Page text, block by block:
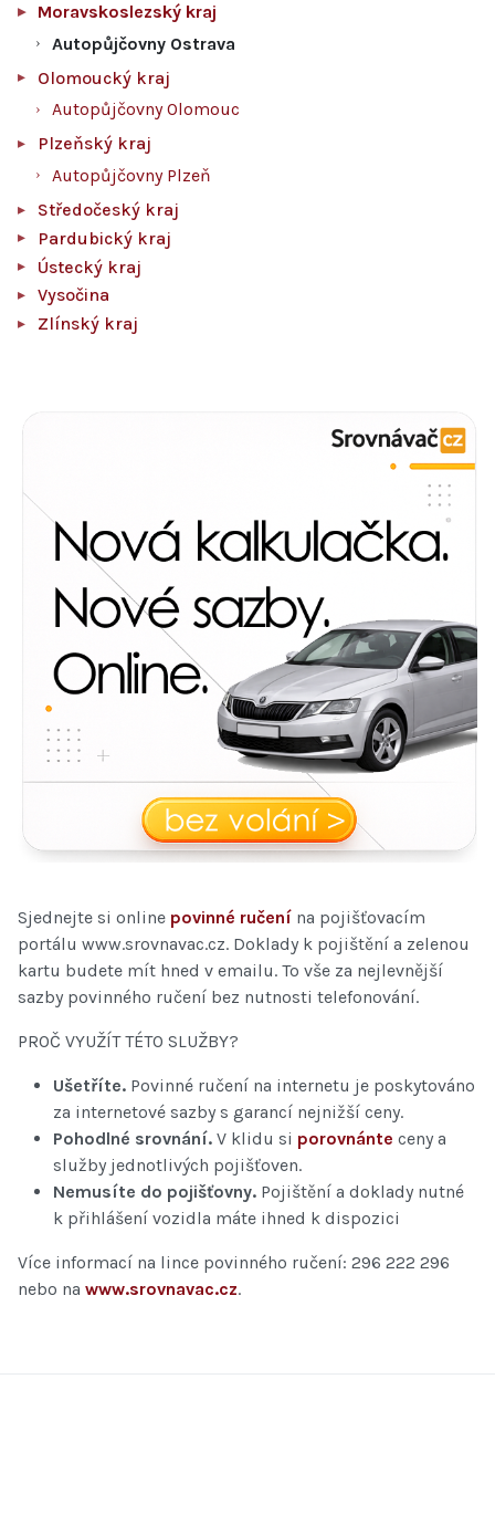
Moravskoslezský kraj
Autopůjčovny Ostrava
Olomoucký kraj
Autopůjčovny Olomouc
Plzeňský kraj
Autopůjčovny Plzeň
Středočeský kraj
Pardubický kraj
Ústecký kraj
Vysočina
Zlínský kraj
Sjednejte si online povinné ručení na pojišťovacím
portálu www.srovnavac.cz. Doklady k pojištění a zelenou
kartu budete mít hned v emailu. To vše za nejlevnější
sazby povinného ručení bez nutnosti telefonování.
PROČ VYUŽÍT TÉTO SLUŽBY?
Ušetříte. Povinné ručení na internetu je poskytováno
za internetové sazby s garancí nejnižší ceny.
Pohodlné srovnání. V klidu si porovnánte ceny a
služby jednotlivých pojišťoven.
Nemusíte do pojišťovny. Pojištění a doklady nutné
k přihlášení vozidla máte ihned k dispozici
Více informací na lince povinného ručení: 296 222 296
nebo na www.srovnavac.cz.